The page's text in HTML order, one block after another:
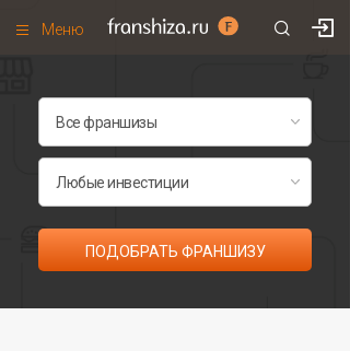
Меню
Франшизы по категориям
Рейтинг франшиз
Все франшизы списком
ПОДОБРАТЬ ФРАНШИЗУ